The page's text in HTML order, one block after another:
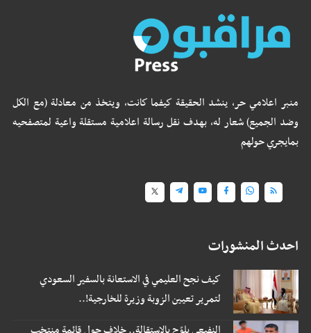
منبر اعلامي حر، ينشد الحقيقة كيفما كانت، ويتخذ من معادلة (مع الكل
وضد الجميع) شعار له، بهدف نقل رسالة اعلامية مستقلة واعية لمتصفحيه
بمايجري حولهم
احدث المنشورات
كيف نجح العليمي في الاستعانة بالسفير السعودي
لتمرير تعيين الزوبة وزيرة للخارجية!..